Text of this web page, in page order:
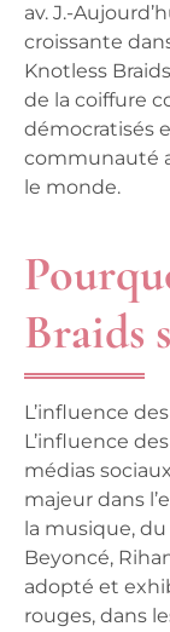
av. J.-
croissante
Knotless
de la coiffure
démocratisés
communauté
le monde.
Braids
L’influence
L’influence
médias
majeur dans
la musique,
Beyoncé,
adopté et
rouges, dans